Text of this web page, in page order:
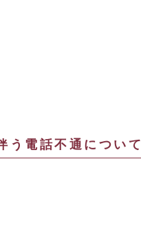
電話不通について